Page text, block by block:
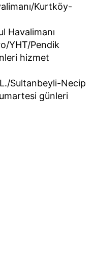
Kurtköy-
Havalimanı
YHT/Pendik
hizmet
Sultanbeyli-Necip
günleri